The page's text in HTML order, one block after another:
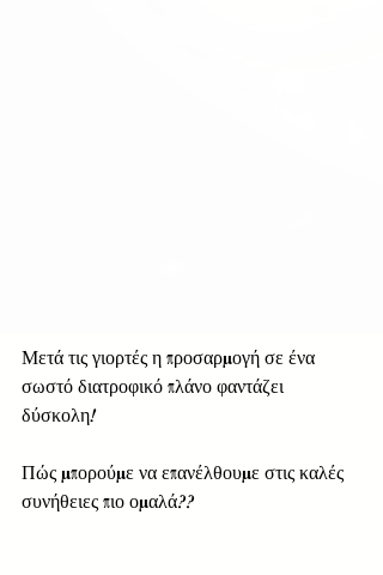
Μετά τις γιορτές η προσαρμογή σε ένα
σωστό διατροφικό πλάνο φαντάζει
δύσκολη!
Πώς μπορούμε να επανέλθουμε στις καλές
συνήθειες πιο ομαλά??